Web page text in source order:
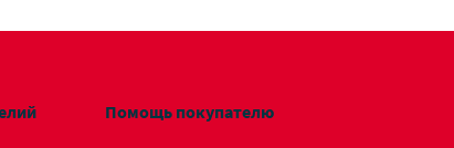
Помощь покупателю